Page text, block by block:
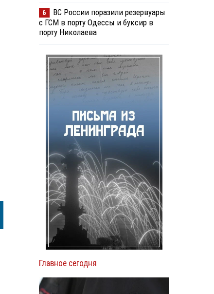
6
ВС России поразили резервуары
с ГСМ в порту Одессы и буксир в
порту Николаева
Главное сегодня